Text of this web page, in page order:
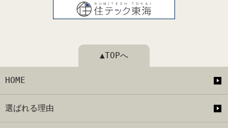
▲TOPへ
HOME
選ばれる理由